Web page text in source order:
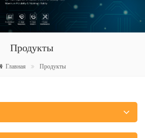
Продукты
Главная Продукты